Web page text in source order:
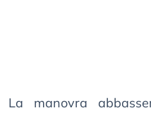
La manovra